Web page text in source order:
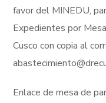
favor del MINEDU,
Expedientes por
Cusco con copia al
Enlace de mesa de